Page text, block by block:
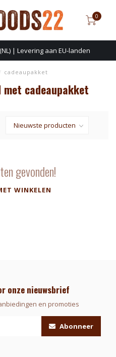
0
| Levering aan EU-landen
cadeaupakket
cadeaupakket
gevonden!
WINKELEN
onze nieuwsbrief
en promoties
Abonneer